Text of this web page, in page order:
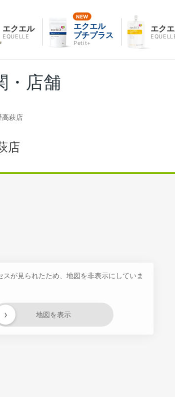
エクエル
EQUELLE
エクエル
プチプラス
Petit+
エク
・店舗
高萩店
店
スが見られたため、地図を非表示にしていま
地図を表示
›